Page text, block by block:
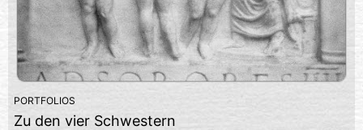
PORTFOLIOS
Zu den vier Schwestern